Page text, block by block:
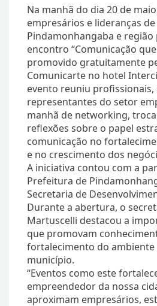
Na manhã do dia 20 de
empresários e lideranças de
Pindamonhangaba e
encontro “Comunicação
promovido gratuitamente
Comunicarte no hotel
evento reuniu profissionais,
representantes do setor
manhã de networking,
reflexões sobre o papel
comunicação no
e no crescimento dos
A iniciativa contou com a
Prefeitura de
Secretaria de
Durante a abertura, o
Martuscelli destacou a
que promovam
fortalecimento do
município.
“Eventos como este
empreendedor da nossa
aproximam empresários,